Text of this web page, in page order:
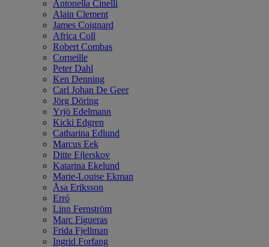
Antonella Cinelli
Alain Clement
James Coignard
Africa Coll
Robert Combas
Corneille
Peter Dahl
Ken Denning
Carl Johan De Geer
Jörg Döring
Yrjö Edelmann
Kicki Edgren
Catharina Edlund
Marcus Eek
Ditte Ejlerskov
Katarina Ekelund
Marie-Louise Ekman
Åsa Eriksson
Erró
Linn Fernström
Marc Figueras
Frida Fjellman
Ingrid Forfang